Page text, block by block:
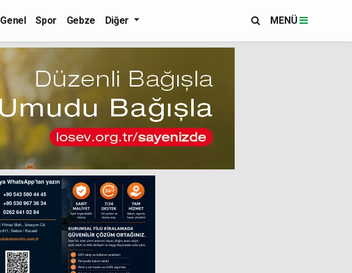
Genel Spor Gebze Diğer MENÜ